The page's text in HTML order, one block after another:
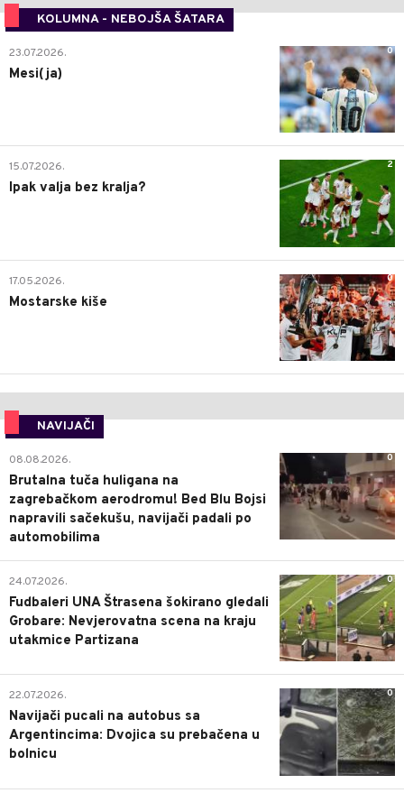
KOLUMNA - NEBOJŠA ŠATARA
0
23.07.2026.
Mesi(ja)
2
15.07.2026.
Ipak valja bez kralja?
0
17.05.2026.
Mostarske kiše
NAVIJAČI
0
08.08.2026.
Brutalna tuča huligana na
zagrebačkom aerodromu! Bed Blu Bojsi
napravili sačekušu, navijači padali po
automobilima
0
24.07.2026.
Fudbaleri UNA Štrasena šokirano gledali
Grobare: Nevjerovatna scena na kraju
utakmice Partizana
0
22.07.2026.
Navijači pucali na autobus sa
Argentincima: Dvojica su prebačena u
bolnicu